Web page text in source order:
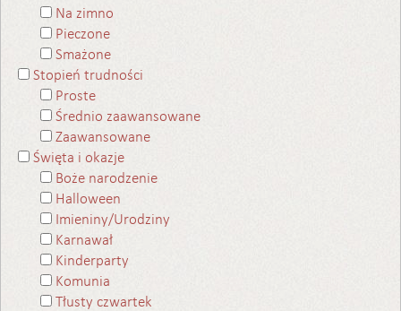
Na zimno
Pieczone
Smażone
Stopień trudności
Proste
Średnio zaawansowane
Zaawansowane
Święta i okazje
Boże narodzenie
Halloween
Imieniny/Urodziny
Karnawał
Kinderparty
Komunia
Tłusty czwartek